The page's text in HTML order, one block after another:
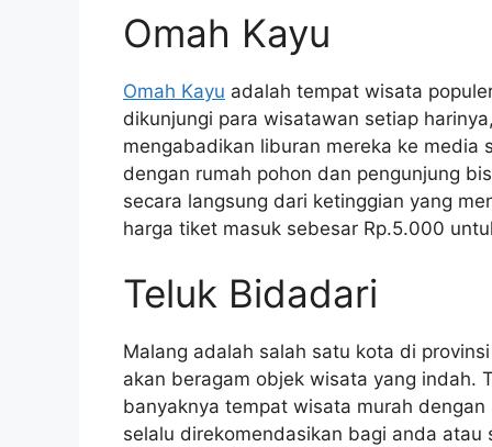
Omah Kayu
Omah Kayu adalah tempat wisata
dikunjungi para wisatawan setiap
mengabadikan liburan mereka ke media
dengan rumah pohon dan pengunjung
secara langsung dari ketinggian yang
harga tiket masuk sebesar Rp.5.000
Teluk Bidadari
Malang adalah salah satu kota di
akan beragam objek wisata yang indah.
banyaknya tempat wisata murah
selalu direkomendasikan bagi anda